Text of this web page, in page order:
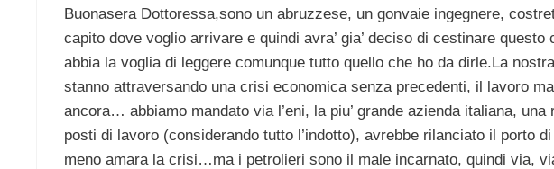
Buonasera Dottoressa,sono un abruzzese, un gonvaie ingegnere,
capito dove voglio arrivare e quindi avra’ gia’ deciso di cestinare
abbia la voglia di leggere comunque tutto quello che ho da dirle.La
stanno attraversando una crisi economica senza precedenti, il lavoro
ancora… abbiamo mandato via l’eni, la piu’ grande azienda italiana, una
posti di lavoro (considerando tutto l’indotto), avrebbe rilanciato il porto
meno amara la crisi…ma i petrolieri sono il male incarnato, quindi via,